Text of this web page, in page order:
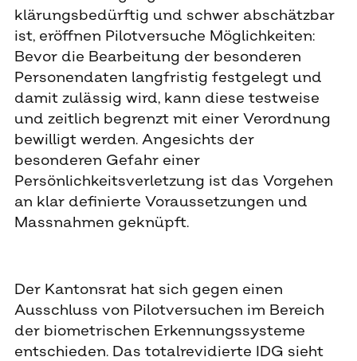
klärungsbedürftig und schwer abschätzbar
ist, eröffnen Pilotversuche Möglichkeiten:
Bevor die Bearbeitung der besonderen
Personendaten langfristig festgelegt und
damit zulässig wird, kann diese testweise
und zeitlich begrenzt mit einer Verordnung
bewilligt werden. Angesichts der
besonderen Gefahr einer
Persönlichkeitsverletzung ist das Vorgehen
an klar definierte Voraussetzungen und
Massnahmen geknüpft.
Der Kantonsrat hat sich gegen einen
Ausschluss von Pilotversuchen im Bereich
der biometrischen Erkennungssysteme
entschieden. Das totalrevidierte IDG sieht